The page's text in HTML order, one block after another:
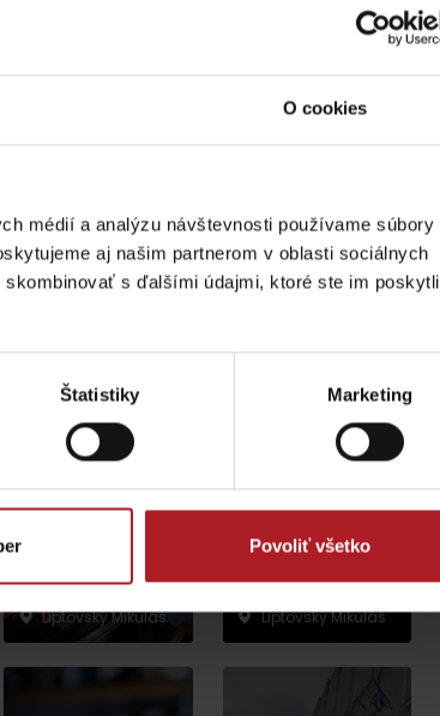
O cookies
médií a analýzu návštevnosti používame súbory
aj našim partnerom v oblasti sociálnych
s ďalšími údajmi, ktoré ste im poskytli
Štatistiky Marketing
Povoliť všetko
zadarmo s Generali
Aktivity a relax v gh blízkosti:
múzeum ochrany
jaskyniarstva
Liptovský Mikuláš
Evanjelický kostol
Liptovský Mikuláš